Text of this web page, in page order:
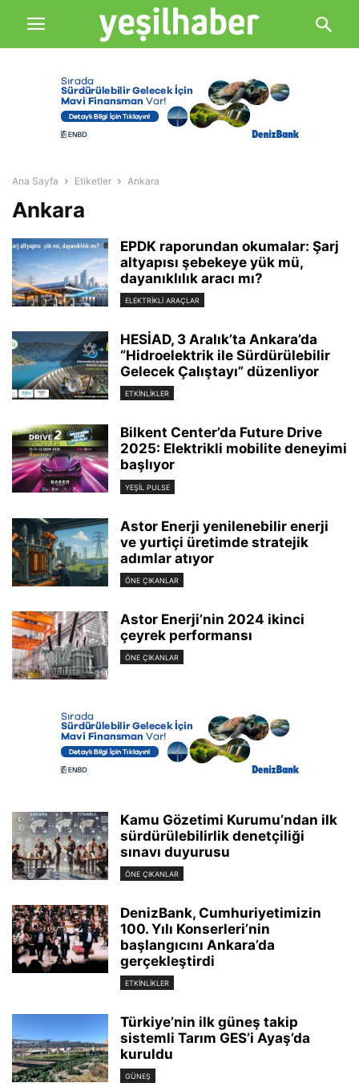
Ana Sayfa Etiketler Ankara
Ankara
EPDK raporundan okumalar: Şarj
altyapısı şebekeye yük mü,
dayanıklılık aracı mı?
ELEKTRIKLI ARAÇLAR
HESİAD, 3 Aralık’ta Ankara’da
“Hidroelektrik ile Sürdürülebilir
Gelecek Çalıştayı” düzenliyor
ETKINLIKLER
Bilkent Center’da Future Drive
2025: Elektrikli mobilite deneyimi
başlıyor
YEŞIL PULSE
Astor Enerji yenilenebilir enerji
ve yurtiçi üretimde stratejik
adımlar atıyor
ÖNE ÇIKANLAR
Astor Enerji’nin 2024 ikinci
çeyrek performansı
ÖNE ÇIKANLAR
Kamu Gözetimi Kurumu’ndan ilk
sürdürülebilirlik denetçiliği
sınavı duyurusu
ÖNE ÇIKANLAR
DenizBank, Cumhuriyetimizin
100. Yılı Konserleri’nin
başlangıcını Ankara’da
gerçekleştirdi
ETKINLIKLER
Türkiye’nin ilk güneş takip
sistemli Tarım GES’i Ayaş’da
kuruldu
GÜNEŞ